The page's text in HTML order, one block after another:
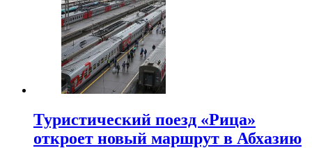
Туристический поезд «Рица»
откроет новый маршрут в Абхазию